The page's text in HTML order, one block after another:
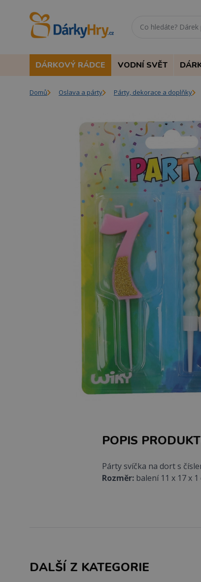
DÁRKOVÝ RÁDCE VODNÍ SVĚT
Domů Oslava a párty Párty, dekorace a doplňky
POPIS
Párty svíčka na dort s
Rozměr: balení 11 x 17 x 1
DALŠÍ Z KATEGORIE